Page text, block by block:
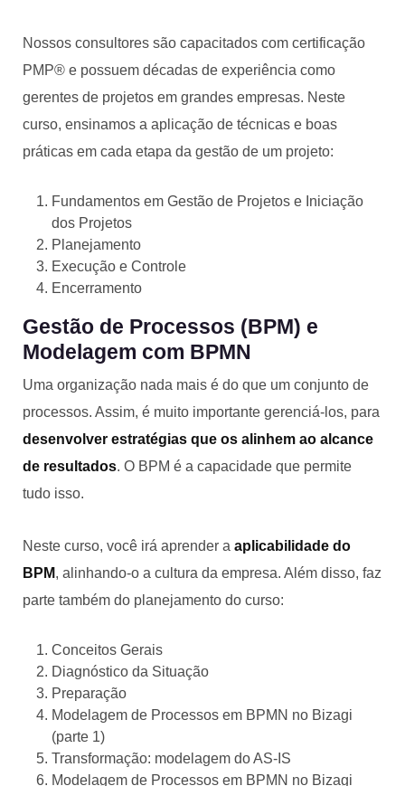
Nossos consultores são capacitados com certificação
PMP® e possuem décadas de experiência como
gerentes de projetos em grandes empresas. Neste
curso, ensinamos a aplicação de técnicas e boas
práticas em cada etapa da gestão de um projeto:
Fundamentos em Gestão de Projetos e Iniciação
dos Projetos
Planejamento
Execução e Controle
Encerramento
Gestão de Processos (BPM) e
Modelagem com BPMN
Uma organização nada mais é do que um conjunto de
processos. Assim, é muito importante gerenciá-los, para
desenvolver estratégias que os alinhem ao alcance
de resultados. O BPM é a capacidade que permite
tudo isso.
Neste curso, você irá aprender a aplicabilidade do
BPM, alinhando-o a cultura da empresa. Além disso, faz
parte também do planejamento do curso:
Conceitos Gerais
Diagnóstico da Situação
Preparação
Modelagem de Processos em BPMN no Bizagi
(parte 1)
Transformação: modelagem do AS-IS
Modelagem de Processos em BPMN no Bizagi